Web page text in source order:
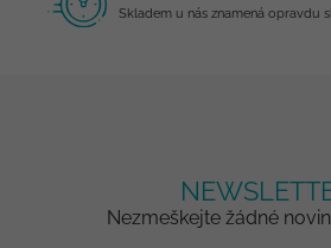
Skladem u nás znamená opravdu
Nezmeškejte žádné